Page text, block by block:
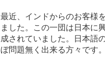
最近、インドからのお客様
ました。この一団は日本に
成されていました。日本語
ぼ問題無く出来る方々です。